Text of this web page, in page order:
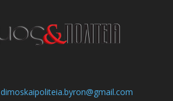
dimoskaipoliteia.byron@gmail.com